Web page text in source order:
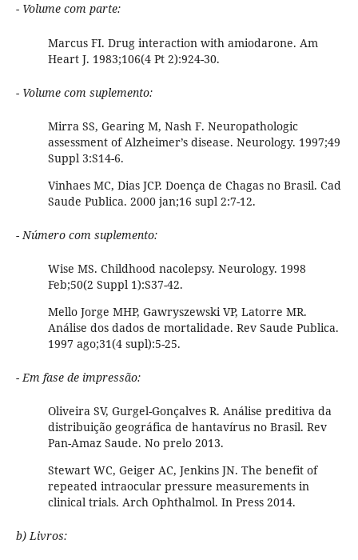
- Volume com parte:
Marcus FI. Drug interaction with amiodarone. Am
Heart J. 1983;106(4 Pt 2):924-30.
- Volume com suplemento:
Mirra SS, Gearing M, Nash F. Neuropathologic
assessment of Alzheimer’s disease. Neurology. 1997;49
Suppl 3:S14-6.
Vinhaes MC, Dias JCP. Doença de Chagas no Brasil. Cad
Saude Publica. 2000 jan;16 supl 2:7-12.
- Número com suplemento:
Wise MS. Childhood nacolepsy. Neurology. 1998
Feb;50(2 Suppl 1):S37-42.
Mello Jorge MHP, Gawryszewski VP, Latorre MR.
Análise dos dados de mortalidade. Rev Saude Publica.
1997 ago;31(4 supl):5-25.
- Em fase de impressão:
Oliveira SV, Gurgel-Gonçalves R. Análise preditiva da
distribuição geográfica de hantavírus no Brasil. Rev
Pan-Amaz Saude. No prelo 2013.
Stewart WC, Geiger AC, Jenkins JN. The benefit of
repeated intraocular pressure measurements in
clinical trials. Arch Ophthalmol. In Press 2014.
b) Livros: